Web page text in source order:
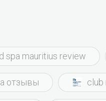
spa mauritius review
отзывы club